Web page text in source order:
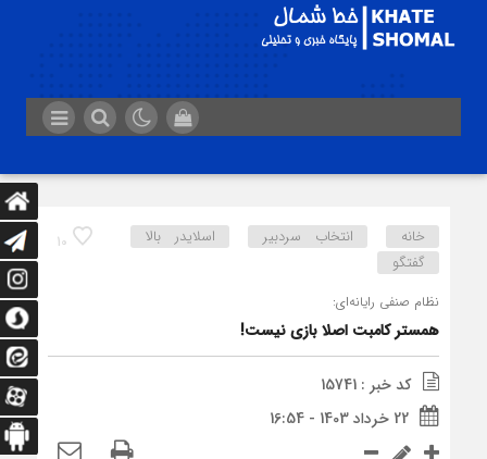
10 خانه انتخاب سردبیر
اسلایدر بالا
گفتگو
نظام صنفی رایانه‌ای:
همستر کامبت اصلا بازی نیست!
کد خبر : 15741
22 خرداد 1403 - 16:54